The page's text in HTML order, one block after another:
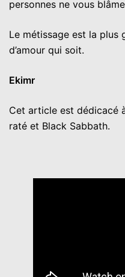
personnes ne vous
Le métissage est la plus
d’amour qui soit.
Ekimr
Cet article est dédicacé
raté et Black Sabbath.